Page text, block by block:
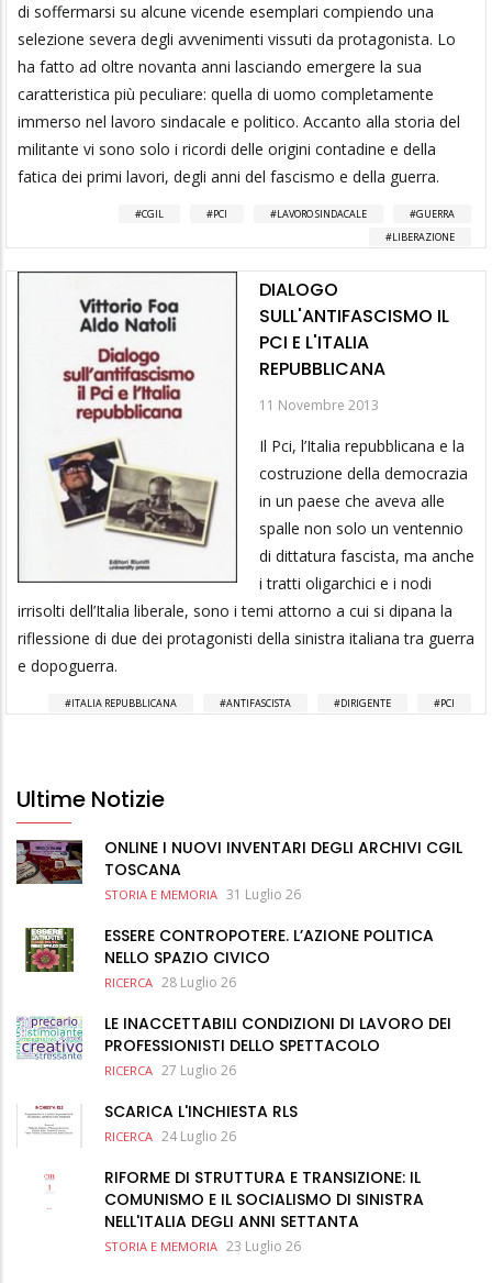
di soffermarsi su alcune vicende esemplari compiendo una
selezione severa degli avvenimenti vissuti da protagonista. Lo
ha fatto ad oltre novanta anni lasciando emergere la sua
caratteristica più peculiare: quella di uomo completamente
immerso nel lavoro sindacale e politico. Accanto alla storia del
militante vi sono solo i ricordi delle origini contadine e della
fatica dei primi lavori, degli anni del fascismo e della guerra.
CGIL PCI LAVORO SINDACALE
GUERRA
LIBERAZIONE
DIALOGO
SULL'ANTIFASCISMO IL
PCI E L'ITALIA
REPUBBLICANA
11 Novembre 2013
Il Pci, l’Italia repubblicana e la
costruzione della democrazia
in un paese che aveva alle
spalle non solo un ventennio
di dittatura fascista, ma anche
i tratti oligarchici e i nodi
irrisolti dell’Italia liberale, sono i temi attorno a cui si dipana la
riflessione di due dei protagonisti della sinistra italiana tra guerra
e dopoguerra.
ITALIA REPUBBLICANA ANTIFASCISTA DIRIGENTE PCI
Ultime Notizie
ONLINE I NUOVI INVENTARI DEGLI ARCHIVI CGIL
TOSCANA
STORIA E MEMORIA 31 Luglio 26
ESSERE CONTROPOTERE. L’AZIONE POLITICA
NELLO SPAZIO CIVICO
RICERCA 28 Luglio 26
LE INACCETTABILI CONDIZIONI DI LAVORO DEI
PROFESSIONISTI DELLO SPETTACOLO
RICERCA 27 Luglio 26
SCARICA L'INCHIESTA RLS
RICERCA 24 Luglio 26
RIFORME DI STRUTTURA E TRANSIZIONE: IL
COMUNISMO E IL SOCIALISMO DI SINISTRA
NELL'ITALIA DEGLI ANNI SETTANTA
STORIA E MEMORIA 23 Luglio 26